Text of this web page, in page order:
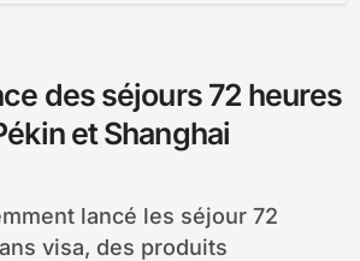
des séjours 72 heures
et Shanghai
visa, des produits